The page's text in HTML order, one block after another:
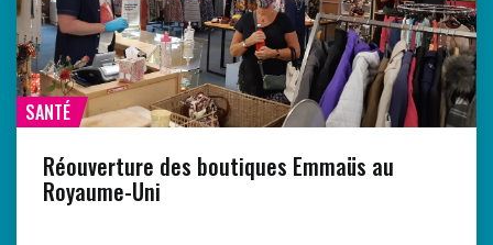
SANTÉ
Réouverture des boutiques Emmaüs au
Royaume-Uni